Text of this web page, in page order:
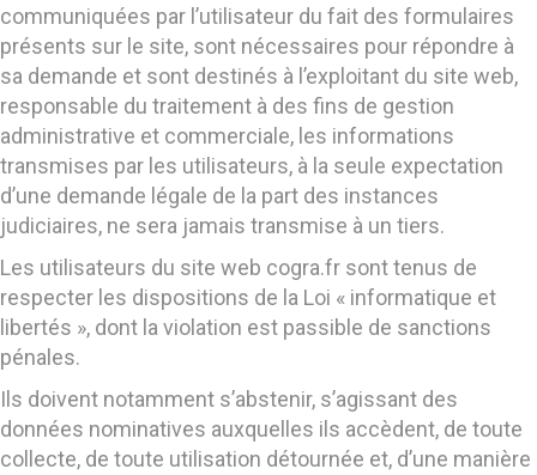
communiquées par l’utilisateur du fait des formulaires
présents sur le site, sont nécessaires pour répondre à
sa demande et sont destinés à l’exploitant du site web,
responsable du traitement à des fins de gestion
administrative et commerciale, les informations
transmises par les utilisateurs, à la seule expectation
d’une demande légale de la part des instances
judiciaires, ne sera jamais transmise à un tiers.
Les utilisateurs du site web cogra.fr sont tenus de
respecter les dispositions de la Loi « informatique et
libertés », dont la violation est passible de sanctions
pénales.
Ils doivent notamment s’abstenir, s’agissant des
données nominatives auxquelles ils accèdent, de toute
collecte, de toute utilisation détournée et, d’une manière